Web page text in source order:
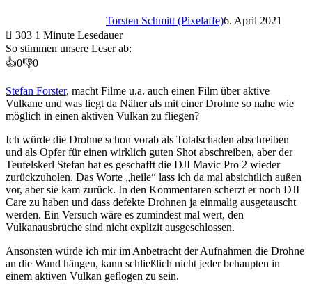
Torsten Schmitt (Pixelaffe)6. April 2021
303 1 Minute Lesedauer
So stimmen unsere Leser ab:
👍0👎0
Stefan Forster, macht Filme u.a. auch einen Film über aktive
Vulkane und was liegt da Näher als mit einer Drohne so nahe wie
möglich in einen aktiven Vulkan zu fliegen?
Ich würde die Drohne schon vorab als Totalschaden abschreiben
und als Opfer für einen wirklich guten Shot abschreiben, aber der
Teufelskerl Stefan hat es geschafft die DJI Mavic Pro 2 wieder
zurückzuholen. Das Worte „heile“ lass ich da mal absichtlich außen
vor, aber sie kam zurück. In den Kommentaren scherzt er noch DJI
Care zu haben und dass defekte Drohnen ja einmalig ausgetauscht
werden. Ein Versuch wäre es zumindest mal wert, den
Vulkanausbrüche sind nicht explizit ausgeschlossen.
Ansonsten würde ich mir im Anbetracht der Aufnahmen die Drohne
an die Wand hängen, kann schließlich nicht jeder behaupten in
einem aktiven Vulkan geflogen zu sein.